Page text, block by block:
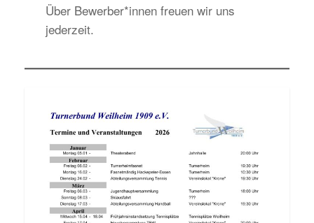
Über Bewerber*innen freuen wir uns
jederzeit.